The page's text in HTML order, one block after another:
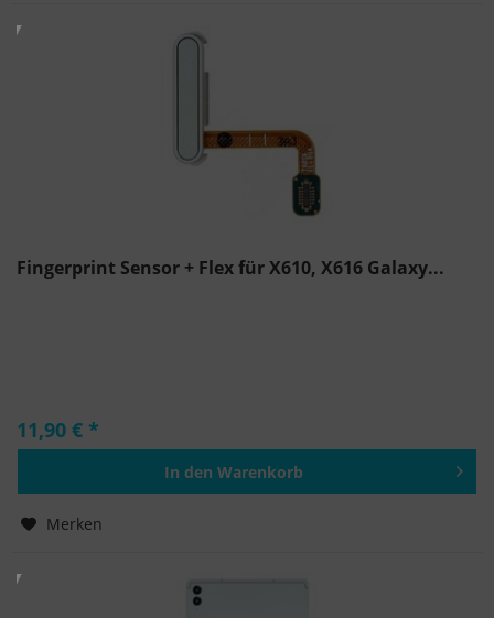
Fingerprint Sensor + Flex für X610, X616 Galaxy...
11,90 € *
In den Warenkorb
Merken